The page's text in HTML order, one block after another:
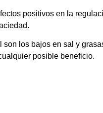
positivos en la
los bajos en sal y
posible beneficio.